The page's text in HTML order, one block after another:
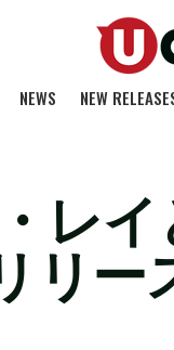
NEWS NEW
レ
リ